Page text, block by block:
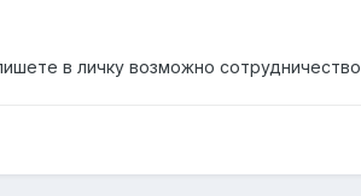
в личку возможно сотрудничество